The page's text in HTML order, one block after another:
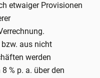
etwaiger Provisionen
aus nicht
werden
% p. a. über den